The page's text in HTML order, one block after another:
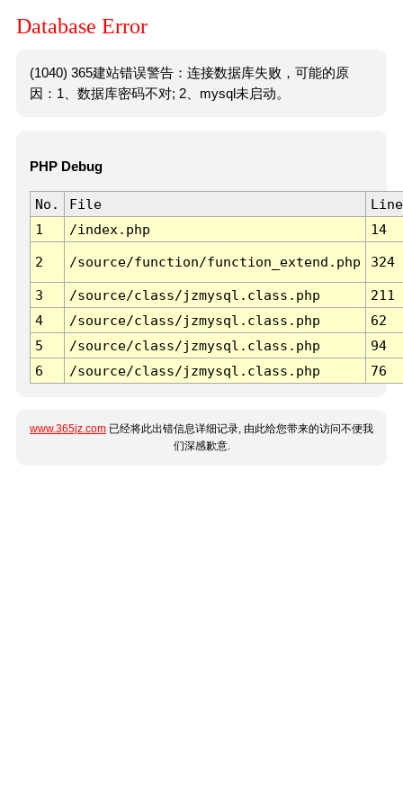
Database Error
(1040) 365建站错误警告：连接数据库失败，可能的原
因：1、数据库密码不对; 2、mysql未启动。
PHP Debug
No. File
Line
1
/index.php 14
2 /source/function/function_extend.php 324
3 /source/class/jzmysql.class.php
211
4
/source/class/jzmysql.class.php
62
5
/source/class/jzmysql.class.php
94
6
/source/class/jzmysql.class.php 76
www.365jz.com 已经将此出错信息详细记录, 由此给您带来的访问不便我
们深感歉意.